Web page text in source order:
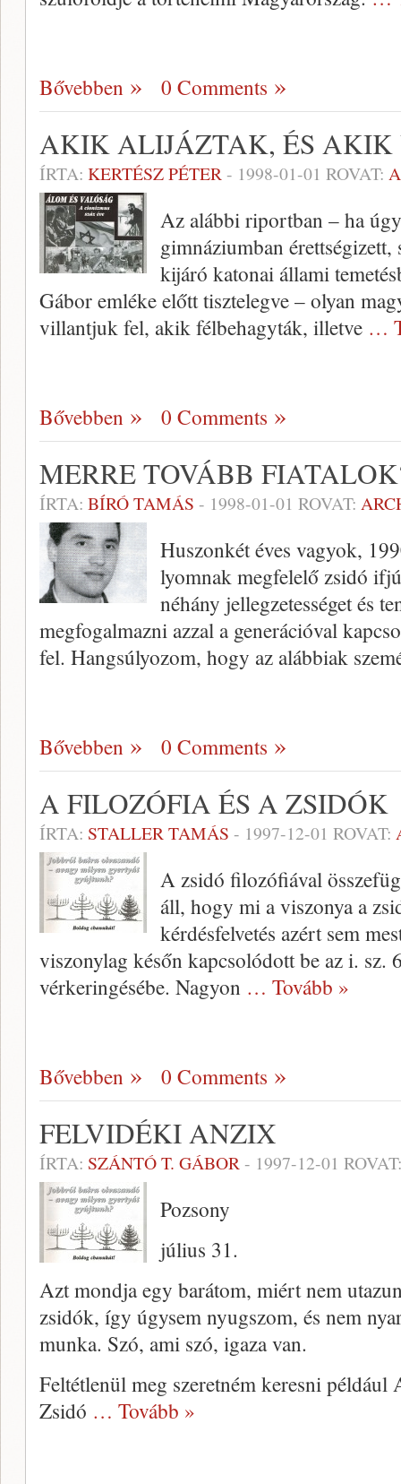
Bővebben 0 Comments
AKIK ALIJÁZTAK, ÉS AKIK
ÍRTA: KERTÉSZ PÉTER- 1998-01-01 ROVAT:
Az alábbi riportban – ha
gimnáziumban
kijáró katonai állami
Gábor emléke előtt tisztelegve – olyan
villantjuk fel, akik félbehagyták, illetve …
Bővebben 0 Comments
MERRE TOVÁBB
ÍRTA: BÍRÓ TAMÁS - 1998-01-01 ROVAT:
Huszonkét éves vagyok,
lyomnak megfelelő zsidó
néhány jellegzetességet és
megfogalmazni azzal a generá­cióval
fel. Hangsúlyozom, hogy az alábbiak
Bővebben 0 Comments
A FILOZÓFIA ÉS A ZSIDÓK
ÍRTA: STALLER TAMÁS - 1997-12-01 ROVAT:
A zsidó filozófiával
áll, hogy mi a viszonya a
kérdésfelvetés azért sem
viszonylag későn kap­csolódott be az i. sz.
vérkeringésébe. Nagyon … Tovább »
Bővebben 0 Comments
FELVIDÉKI ANZIX
ÍRTA: SZÁNTÓ T. GÁBOR- 1997-12-01
Pozsony
július 31.
Azt mondja egy barátom, miért nem
zsi­dók, így úgysem nyugszom, és nem
munka. Szó, ami szó, igaza van.
Feltétlenül meg szeretném keresni
Zsidó … Tovább »